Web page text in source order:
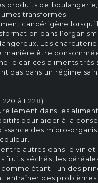
produits de
transformés.
cancérigène
dans
Les
manière être
car ces aliments très
pas dans un régime
à E228)
dans les
pour aider à la
des micro-
autres dans le vin et
fruits séchés, les
étant l’un des
entraîner des problèmes